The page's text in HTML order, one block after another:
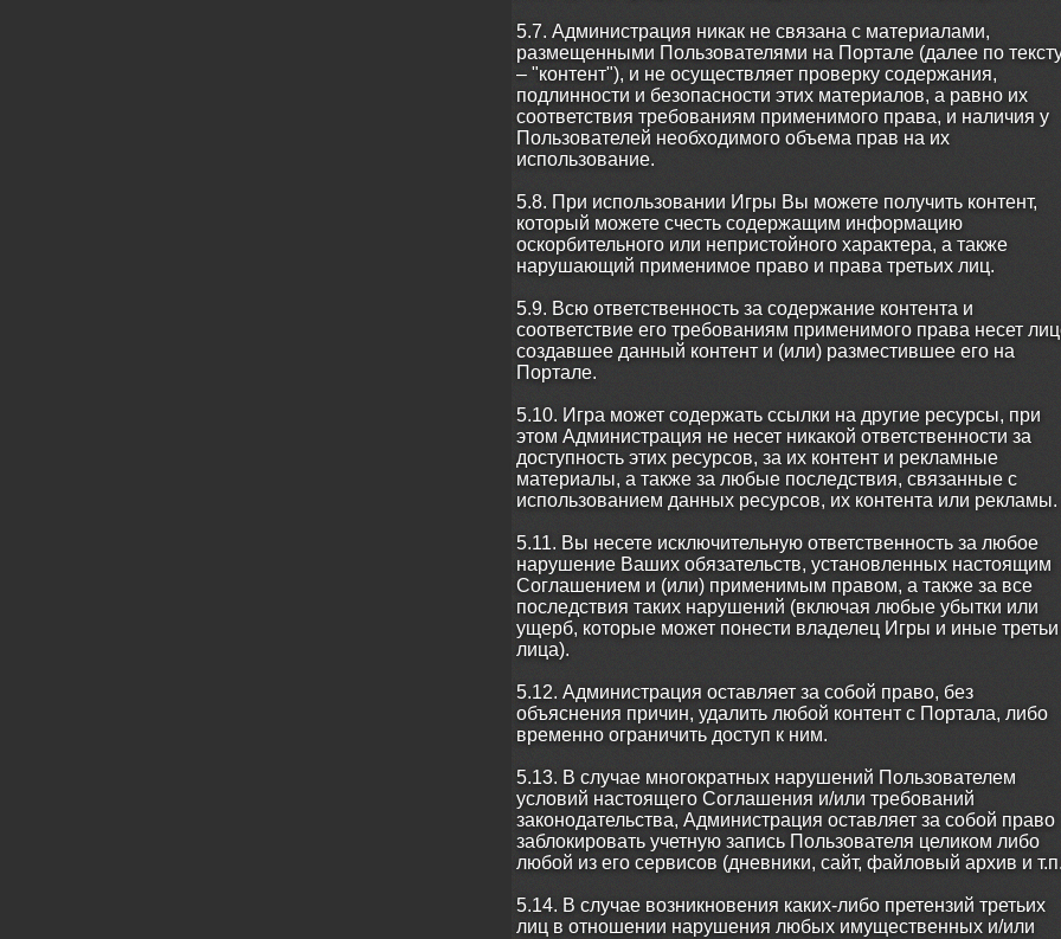
5.7. Администрация никак не связана с материалами,
размещенными Пользователями на Портале (далее по
– "контент"), и не осуществляет проверку содержания,
подлинности и безопасности этих материалов, а равно их
соответствия требованиям применимого права, и наличия у
Пользователей необходимого объема прав на их
использование.
5.8. При использовании Игры Вы можете получить контент,
который можете счесть содержащим информацию
оскорбительного или непристойного характера, а также
нарушающий применимое право и права третьих лиц.
5.9. Всю ответственность за содержание контента и
соответствие его требованиям применимого права несет
создавшее данный контент и (или) разместившее его на
Портале.
5.10. Игра может содержать ссылки на другие ресурсы, при
этом Администрация не несет никакой ответственности за
доступность этих ресурсов, за их контент и рекламные
материалы, а также за любые последствия, связанные с
использованием данных ресурсов, их контента или рекламы.
5.11. Вы несете исключительную ответственность за любое
нарушение Ваших обязательств, установленных настоящим
Соглашением и (или) применимым правом, а также за все
последствия таких нарушений (включая любые убытки или
ущерб, которые может понести владелец Игры и иные третьи
лица).
5.12. Администрация оставляет за собой право, без
объяснения причин, удалить любой контент с Портала, либо
временно ограничить доступ к ним.
5.13. В случае многократных нарушений Пользователем
условий настоящего Соглашения и/или требований
законодательства, Администрация оставляет за собой право
заблокировать учетную запись Пользователя целиком либо
любой из его сервисов (дневники, сайт, файловый архив и
5.14. В случае возникновения каких-либо претензий третьих
лиц в отношении нарушения любых имущественных и/или